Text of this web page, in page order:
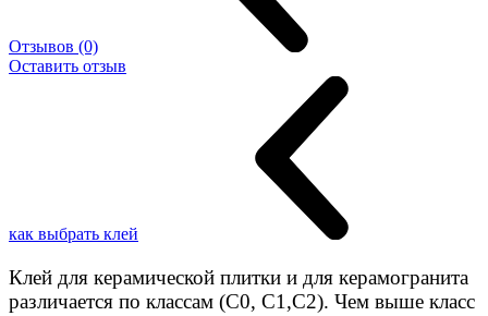
Отзывов (0)
Оставить отзыв
как выбрать клей
Клей для керамической плитки и для керамогранита
различается по классам (C0, C1,C2). Чем выше класс